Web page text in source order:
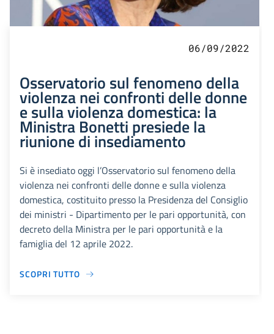
06/09/2022
Osservatorio sul fenomeno della
violenza nei confronti delle donne
e sulla violenza domestica: la
Ministra Bonetti presiede la
riunione di insediamento
Si è insediato oggi l’Osservatorio sul fenomeno della
violenza nei confronti delle donne e sulla violenza
domestica, costituito presso la Presidenza del Consiglio
dei ministri - Dipartimento per le pari opportunità, con
decreto della Ministra per le pari opportunità e la
famiglia del 12 aprile 2022.
SCOPRI TUTTO